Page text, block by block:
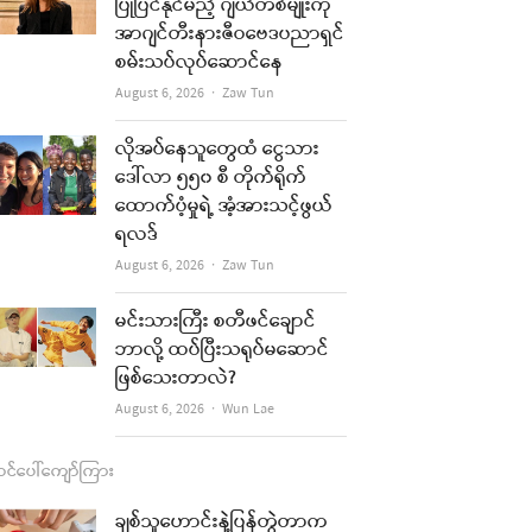
o
g
m
b
e
အာဂျင်တီးနားဇီဝဗေဒပညာရှင်
စမ်းသပ်လုပ်ဆောင်နေ
August 6, 2026 Author
Zaw Tun
လိုအပ်နေသူတွေထံ ငွေသား
ဒေါ်လာ ၅၅၀ စီ တိုက်ရိုက်
ထောက်ပံ့မှုရဲ့ အံ့အားသင့်ဖွယ်
ရလဒ်
August 6, 2026 Author
Zaw Tun
မင်းသားကြီး စတီဖင်ချောင်
ဘာလို့ ထပ်ပြီးသရုပ်မဆောင်
ဖြစ်သေးတာလဲ?
August 6, 2026 Author
Wun Lae
ပေါ်ကျော်ကြား
ချစ်သူဟောင်းနဲ့ပြန်တွဲတာက